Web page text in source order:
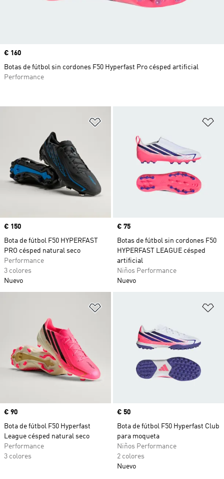
Precio
€ 150
Bota de fútbol F50 HYPERFAST
PRO césped natural seco
Performance
3 colores
Nuevo
Precio
€ 75
Botas de fútbol sin cordones F50
HYPERFAST LEAGUE césped
artificial
Niños Performance
Nuevo
Precio
€ 90
Bota de fútbol F50 Hyperfast
League césped natural seco
Performance
3 colores
Precio
€ 50
Bota de fútbol F50 Hyperfast Club
para moqueta
Niños Performance
2 colores
Nuevo
Precio
€ 160
Botas de fútbol sin cordones F50 Hyperfast Pro césped artificial
Performance